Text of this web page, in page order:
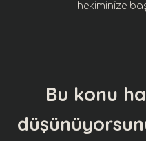
hekiminize
Bu konu